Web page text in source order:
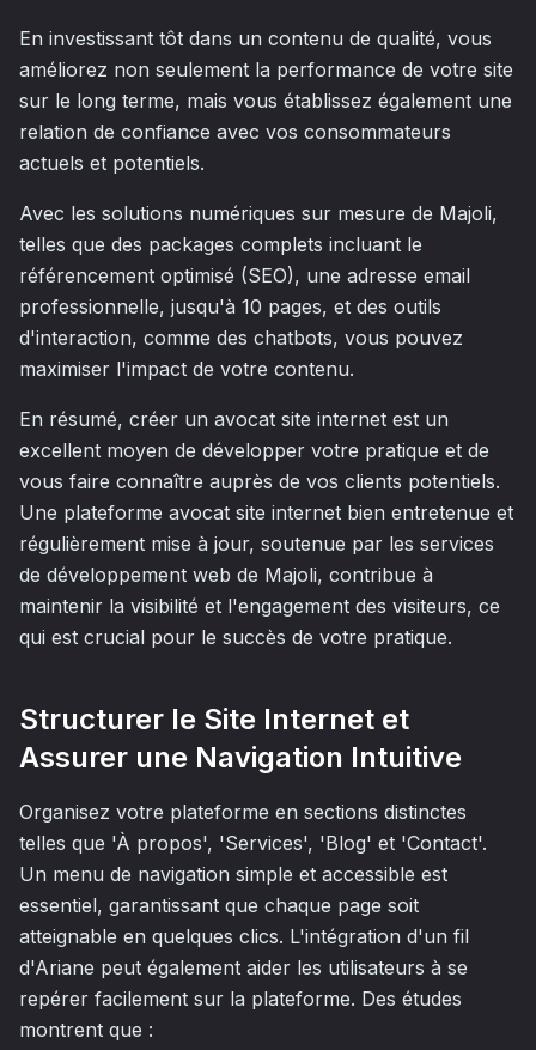
En investissant tôt dans un contenu de qualité, vous
améliorez non seulement la performance de votre site
sur le long terme, mais vous établissez également une
relation de confiance avec vos consommateurs
actuels et potentiels.
Avec les solutions numériques sur mesure de Majoli,
telles que des packages complets incluant le
référencement optimisé (SEO), une adresse email
professionnelle, jusqu'à 10 pages, et des outils
d'interaction, comme des chatbots, vous pouvez
maximiser l'impact de votre contenu.
En résumé, créer un avocat site internet est un
excellent moyen de développer votre pratique et de
vous faire connaître auprès de vos clients potentiels.
Une plateforme avocat site internet bien entretenue et
régulièrement mise à jour, soutenue par les services
de développement web de Majoli, contribue à
maintenir la visibilité et l'engagement des visiteurs, ce
qui est crucial pour le succès de votre pratique.
Structurer le Site Internet et
Assurer une Navigation Intuitive
Organisez votre plateforme en sections distinctes
telles que 'À propos', 'Services', 'Blog' et 'Contact'.
Un menu de navigation simple et accessible est
essentiel, garantissant que chaque page soit
atteignable en quelques clics. L'intégration d'un fil
d'Ariane peut également aider les utilisateurs à se
repérer facilement sur la plateforme. Des études
montrent que :